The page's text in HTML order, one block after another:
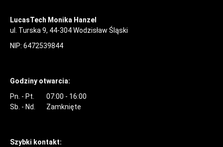
LucasTech Monika Hanzel
ul. Turska 9, 44-304 Wodzisław Śląski
NIP: 6472539844
Godziny otwarcia:
Pn. - Pt.
07:00 - 16:00
Sb. - Nd.
Zamknięte
Szybki kontakt: